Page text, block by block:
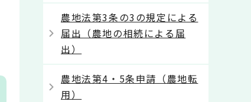
農地法第3条の3の規定による
届出（農地の相続による届
出）
農地法第4・5条申請（農地転
用）